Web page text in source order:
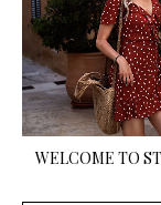
WELCOME TO